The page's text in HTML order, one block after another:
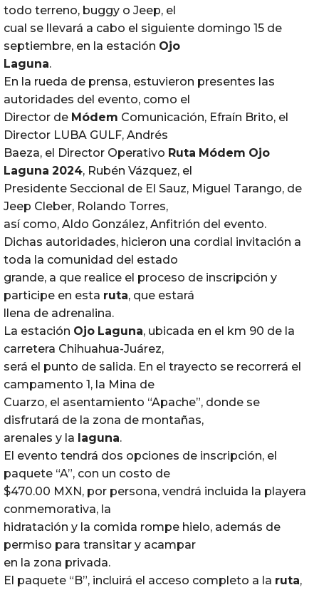
todo terreno, buggy o Jeep, el
cual se llevará a cabo el siguiente domingo 15 de
septiembre, en la estación Ojo
Laguna.
En la rueda de prensa, estuvieron presentes las
autoridades del evento, como el
Director de Módem Comunicación, Efraín Brito, el
Director LUBA GULF, Andrés
Baeza, el Director Operativo Ruta Módem Ojo
Laguna 2024, Rubén Vázquez, el
Presidente Seccional de El Sauz, Miguel Tarango, de
Jeep Cleber, Rolando Torres,
así como, Aldo González, Anfitrión del evento.
Dichas autoridades, hicieron una cordial invitación a
toda la comunidad del estado
grande, a que realice el proceso de inscripción y
participe en esta ruta, que estará
llena de adrenalina.
La estación Ojo Laguna, ubicada en el km 90 de la
carretera Chihuahua-Juárez,
será el punto de salida. En el trayecto se recorrerá el
campamento 1, la Mina de
Cuarzo, el asentamiento “Apache”, donde se
disfrutará de la zona de montañas,
arenales y la laguna.
El evento tendrá dos opciones de inscripción, el
paquete “A”, con un costo de
$470.00 MXN, por persona, vendrá incluida la playera
conmemorativa, la
hidratación y la comida rompe hielo, además de
permiso para transitar y acampar
en la zona privada.
El paquete “B”, incluirá el acceso completo a la ruta,